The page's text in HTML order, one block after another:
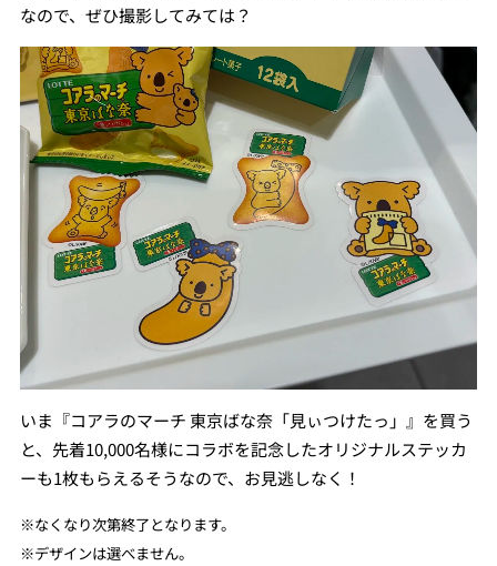
なので、ぜひ撮影してみては？
いま『コアラのマーチ 東京ばな奈「見ぃつけたっ」』を買う
と、先着10,000名様にコラボを記念したオリジナルステッカ
ーも1枚もらえるそうなので、お見逃しなく！
※なくなり次第終了となります。
※デザインは選べません。